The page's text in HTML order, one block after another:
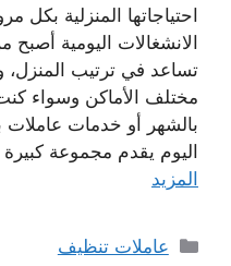
احتياجاتها المنزلية بكل
الانشغالات اليومية
تساعد في ترتيب المنزل،
مختلف الأماكن وسواء
بالشهر أو خدمات عاملات
اليوم يقدم مجموعة
المزيد
التصنيفات
عاملات تنظيف